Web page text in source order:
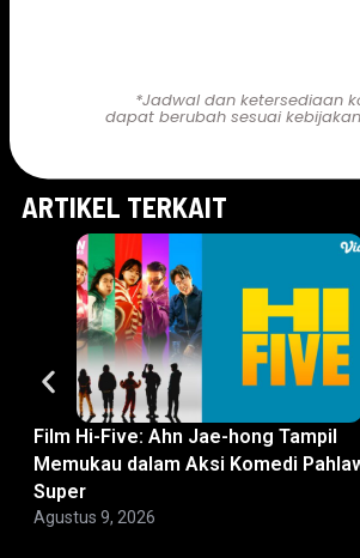
*Jadwal dan ketersediaan
dapat berubah sesuai
ARTIKEL TERKAIT
Film Hi-Five: Ahn Jae-hong Tampil
Memukau dalam Aksi Komedi
Super
Agustus 9, 2026